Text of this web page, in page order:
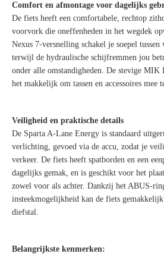
Comfort en afmontage voor dagelijks
De fiets heeft een comfortabele, rechtop
voorvork die oneffenheden in het wegdek
Nexus 7-versnelling schakel je soepel tussen
terwijl de hydraulische schijfremmen jou
onder alle omstandigheden. De stevige MIK
het makkelijk om tassen en accessoires mee
Veiligheid en praktische details
De Sparta A-Lane Energy is standaard
verlichting, gevoed via de accu, zodat je
verkeer. De fiets heeft spatborden en een
dagelijks gemak, en is geschikt voor het
zowel voor als achter. Dankzij het ABUS-
insteekmogelijkheid kan de fiets
diefstal.
Belangrijkste kenmerken: